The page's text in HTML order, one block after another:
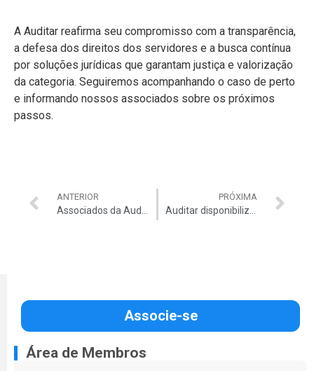
A Auditar reafirma seu compromisso com a transparência,
a defesa dos direitos dos servidores e a busca contínua
por soluções jurídicas que garantam justiça e valorização
da categoria. Seguiremos acompanhando o caso de perto
e informando nossos associados sobre os próximos
passos.
ANTERIOR
Associados da Auditar têm descontos especiais em medicamentos na Extrafarma e Pague Menos
PRÓXIMA
Auditar disponibiliza simulador para eleições 2025
Associe-se
Área de Membros